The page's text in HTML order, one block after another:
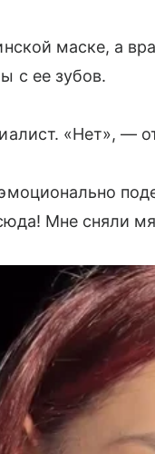
маске, а
с ее зубов.
«Нет», —
Мне сняли